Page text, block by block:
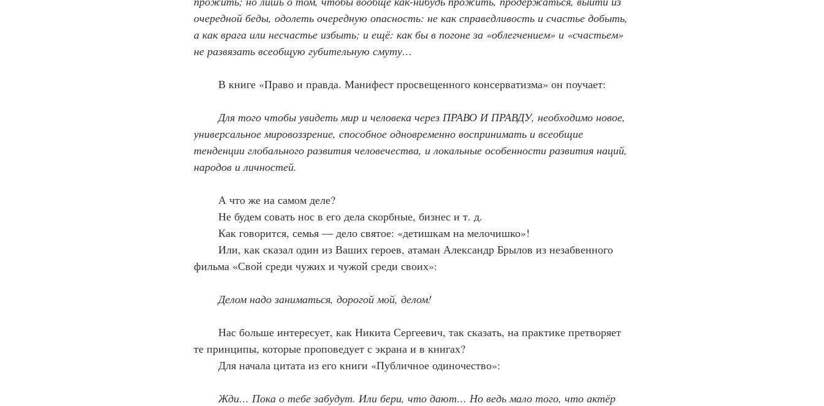
очередной беды, одолеть очередную опасность: не как справедливость и счастье добыть,
а как врага или несчастье избыть; и ещё: как бы в погоне за «облегчением» и «счастьем»
не развязать всеобщую губительную смуту…
	В книге «Право и правда. Манифест просвещенного консерватизма» он поучает:
	Для того чтобы увидеть мир и человека через ПРАВО И ПРАВДУ, необходимо новое,
универсальное мировоззрение, способное одновременно воспринимать и всеобщие
тенденции глобального развития человечества, и локальные особенности развития наций,
народов и личностей.
	А что же на самом деле?
	Не будем совать нос в его дела скорбные, бизнес и т. д.
	Как говорится, семья ― дело святое: «детишкам на мелочишко»!
фильма «Свой среди чужих и чужой среди своих»:
	Делом надо заниматься, дорогой мой, делом!
те принципы, которые проповедует с экрана и в книгах?
	Для начала цитата из его книги «Публичное одиночество»:
Жди… Пока о тебе забудут. Или бери, что дают… Но ведь мало того, что актёр